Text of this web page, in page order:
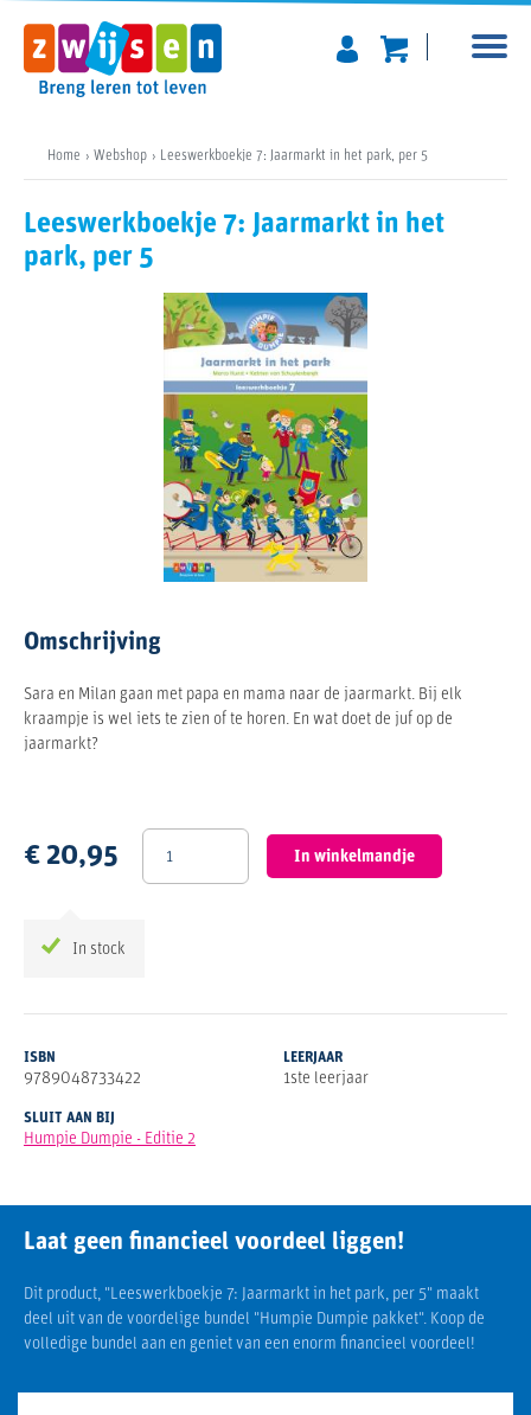
Home Webshop Leeswerkboekje 7: Jaarmarkt in het park, per 5
Leeswerkboekje 7: Jaarmarkt in het
park, per 5
Omschrijving
Sara en Milan gaan met papa en mama naar de jaarmarkt. Bij elk
kraampje is wel iets te zien of te horen. En wat doet de juf op de
jaarmarkt?
€ 20,95 In winkelmandje
In stock
ISBN
9789048733422
LEERJAAR
1ste leerjaar
SLUIT AAN BIJ
Humpie Dumpie - Editie 2
Laat geen financieel voordeel liggen!
Dit product, "Leeswerkboekje 7: Jaarmarkt in het park, per 5" maakt
deel uit van de voordelige bundel "Humpie Dumpie pakket". Koop de
volledige bundel aan en geniet van een enorm financieel voordeel!